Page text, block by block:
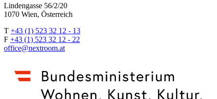
Lindengasse 56/2/20
1070 Wien, Österreich
T +43 (1) 523 32 12 - 13
F +43 (1) 523 32 12 - 22
office@nextroom.at